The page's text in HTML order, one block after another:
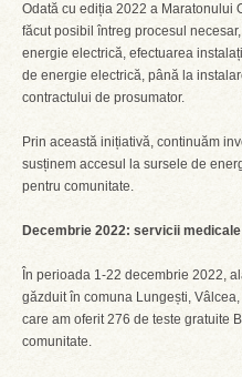
Odată cu ediția 2022 a Maratonului
făcut posibil întreg procesul
energie electrică, efectuarea
de energie electrică, până la
contractului de prosumator.
Prin această inițiativă, continuăm
susținem accesul la sursele de
pentru comunitate.
Decembrie 2022: servicii
În perioada 1-22 decembrie 2022,
găzduit în comuna Lungești,
care am oferit 276 de teste gratuite
comunitate.